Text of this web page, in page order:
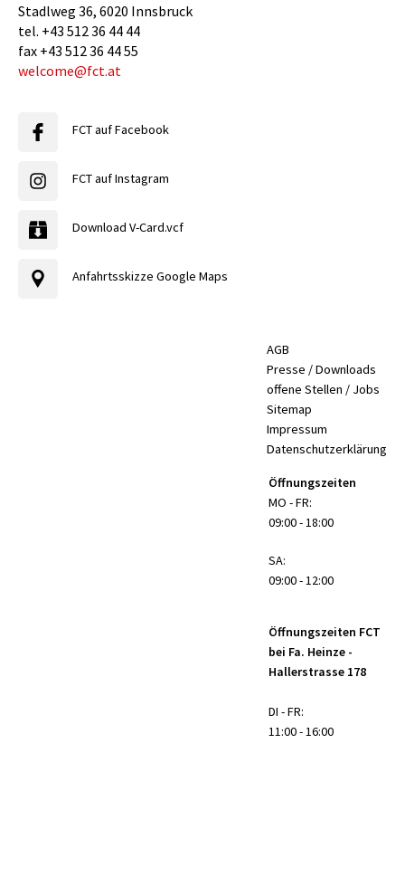
Stadlweg 36, 6020 Innsbruck
tel. +43 512 36 44 44
fax +43 512 36 44 55
welcome@fct.at
FCT auf Facebook
FCT auf Instagram
Download V-Card.vcf
Anfahrtsskizze Google Maps
AGB
Presse / Downloads
offene Stellen / Jobs
Sitemap
Impressum
Datenschutzerklärung
Öffnungszeiten
MO - FR:
09:00 - 18:00
SA:
09:00 - 12:00
Öffnungszeiten FCT
bei Fa. Heinze -
Hallerstrasse 178
DI - FR:
11:00 - 16:00